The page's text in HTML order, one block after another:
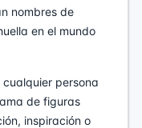
nombres de
en el mundo
persona
de figuras
inspiración o